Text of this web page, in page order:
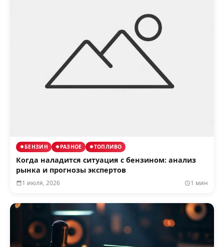
БЕНЗИН РАЗНОЕ ТОПЛИВО
Когда наладится ситуация с бензином: анализ
рынка и прогнозы экспертов
1 июля, 2026 1 мин